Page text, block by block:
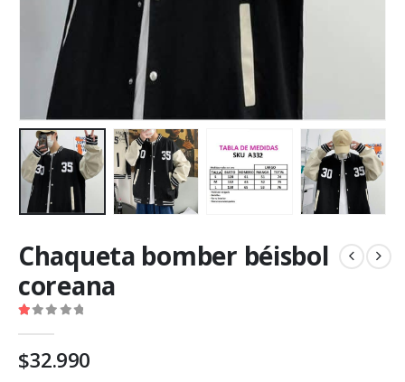
Chaqueta bomber béisbol
coreana
$32.990